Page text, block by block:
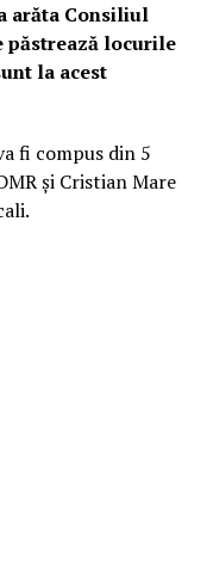
arăta Consiliul
păstrează locurile
la acest
fi compus din 5
și Cristian Mare